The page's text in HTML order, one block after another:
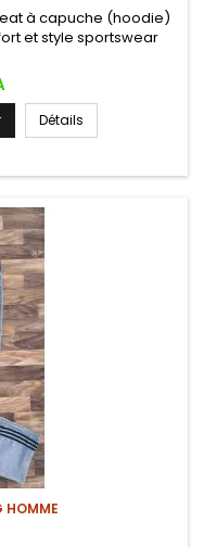
à capuche (hoodie)
et style sportswear
Détails
HOMME